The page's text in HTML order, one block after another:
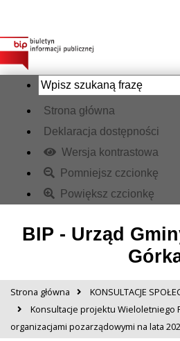
Strona główna
Deklaracja dostępności
Wersja kontrastowa
Pomniejsz czcionkę
Powiększ czcionkę
BIP - Urząd
Strona główna
KONSULTACJE
Konsultacje projektu Wieloletniego
organizacjami pozarządowymi na lata